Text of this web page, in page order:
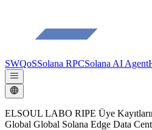
SWQoSSolana RPCSolana AI Agent
ELSOUL LABO RIPE Üye
Global Global Solana Edge Data